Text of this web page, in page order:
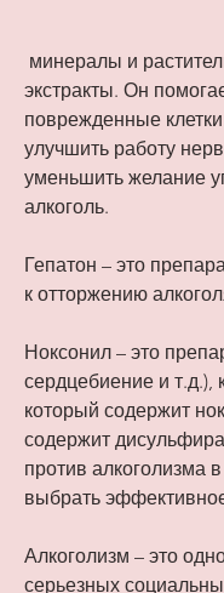
экстракты. Он
поврежденные
улучшить работу
уменьшить желание
алкоголь.
Гепатон – это
к отторжению
Ноксонил – это
сердцебиение и т.д.),
который содержит
содержит
против алкоголизма
выбрать
Алкоголизм – это
серьезных